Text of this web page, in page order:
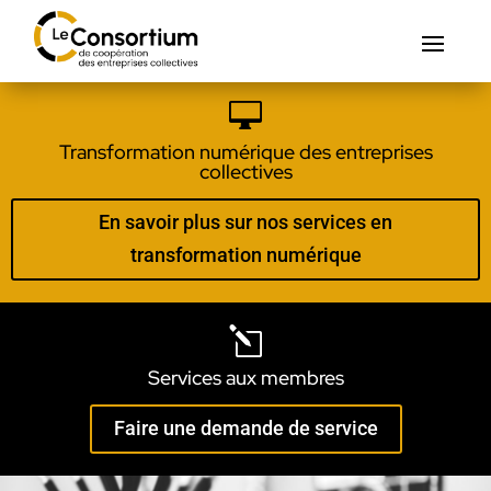

Transformation numérique des entreprises
collectives
En savoir plus sur nos services en
transformation numérique
l
Services aux membres
Faire une demande de service